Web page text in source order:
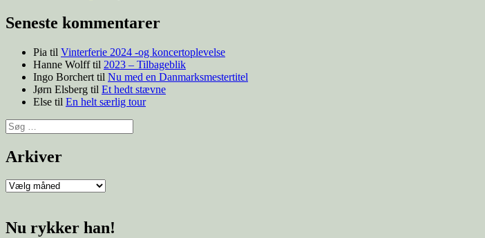
Seneste kommentarer
Pia til Vinterferie 2024 -og koncertoplevelse
Hanne Wolfftil 2023 – Tilbageblik
Ingo Borchert til Nu med en Danmarksmestertitel
Jørn Elsberg til Et hedt stævne
Else til En helt særlig tour
Søg
efter:
Arkiver
Arkiver
Nu rykker han!